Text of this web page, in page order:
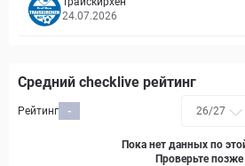
24.07.2026
Средний checklive рейтинг
Рейтинг - 26/27
Пока нет данных по
Проверьте позже